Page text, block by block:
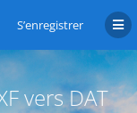
S’enregistrer
vers DAT